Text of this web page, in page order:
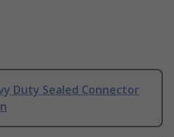
Duty Sealed Connector